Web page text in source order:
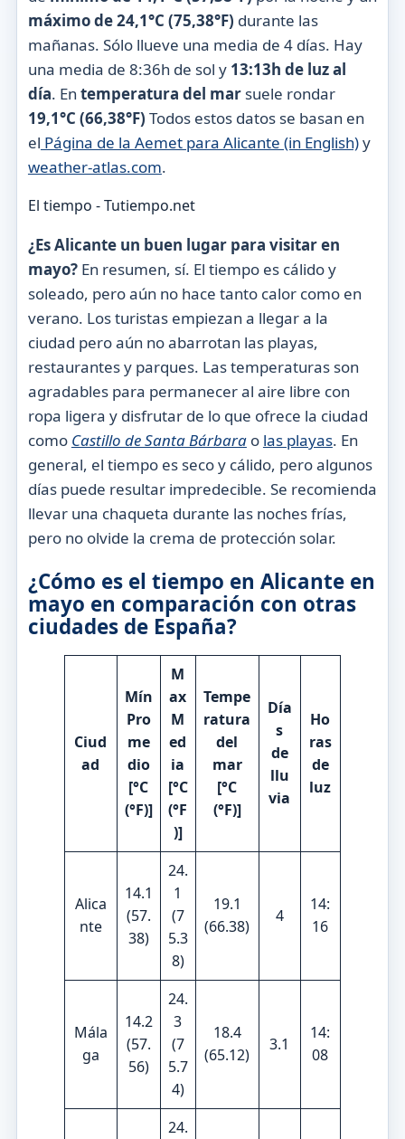
máximo de 24,1°C (75,38°F) durante las
mañanas. Sólo llueve una media de 4 días. Hay
una media de 8:36h de sol y 13:13h de luz al
día. En temperatura del marsuele rondar
19,1°C (66,38°F) Todos estos datos se basan en
el Página de la Aemet para Alicante (in English)y
weather-atlas.com.
El tiempo - Tutiempo.net
¿Es Alicante un buen lugar para visitar en
mayo?En resumen, sí. El tiempo es cálido y
soleado, pero aún no hace tanto calor como en
verano. Los turistas empiezan a llegar a la
ciudad pero aún no abarrotan las playas,
restaurantes y parques. Las temperaturas son
agradables para permanecer al aire libre con
ropa ligera y disfrutar de lo que ofrece la ciudad
como Castillo de Santa Bárbarao las playas. En
general, el tiempo es seco y cálido, pero algunos
días puede resultar impredecible. Se recomienda
llevar una chaqueta durante las noches frías,
pero no olvide la crema de protección solar.
¿Cómo es el tiempo en Alicante en
mayo en comparación con otras
ciudades de España?
Ciud
ad
Mín
Pro
me
dio
[°C
(°F)]
M
ax
M
ed
ia
[°C
(°F
)]
Tempe
ratura
del
mar
[°C
(°F)]
Día
s
de
llu
via
Ho
ras
de
luz
Alica
nte
14.1
(57.
38)
24.
1
(7
5.3
8)
19.1
(66.38)
4
14:
16
Mála
ga
14.2
(57.
56)
24.
3
(7
5.7
4)
18.4
(65.12)
3.1
14:
08
24.